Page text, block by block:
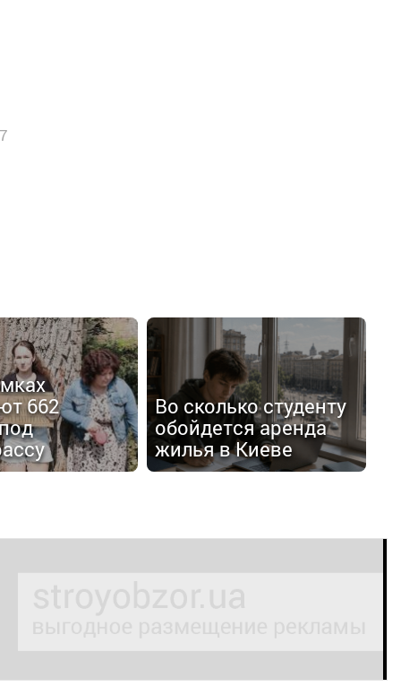
662
Во сколько студенту
обойдется аренда
жилья в Киеве